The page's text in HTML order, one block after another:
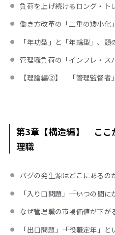
負荷を上げ続けるロング・ト
働き方改革の「二重の矮小化」
「年功型」と「年輪型」、
管理職負荷の「インフレ・ス
【理論編②】 「管理監督者
第3章【構造編】 ここ
理職
バグの発生源はどこにあるの
「入り口問題」――「いつの間
なぜ管理職の市場価値が下が
「出口問題」――「役職定年」